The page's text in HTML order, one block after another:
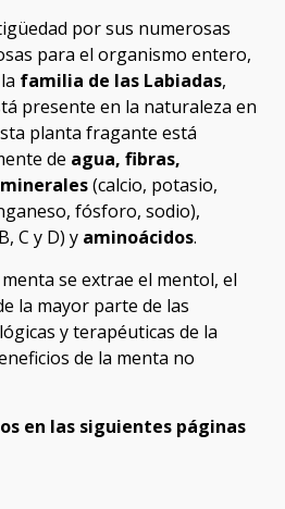
por sus numerosas
para el organismo entero,
familia de las Labiadas,
presente en la naturaleza en
planta fragante está
de agua, fibras,
(calcio, potasio,
fósforo, sodio),
C y D) y aminoácidos.
se extrae el mentol, el
la mayor parte de las
y terapéuticas de la
de la menta no
en las siguientes páginas